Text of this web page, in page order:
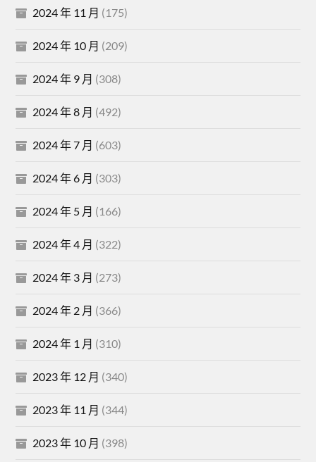
2024 年 11 月 (175)
2024 年 10 月 (209)
2024 年 9 月 (308)
2024 年 8 月 (492)
2024 年 7 月 (603)
2024 年 6 月 (303)
2024 年 5 月 (166)
2024 年 4 月 (322)
2024 年 3 月 (273)
2024 年 2 月 (366)
2024 年 1 月 (310)
2023 年 12 月 (340)
2023 年 11 月 (344)
2023 年 10 月 (398)